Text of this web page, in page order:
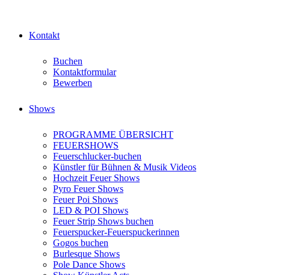
Kontakt
Buchen
Kontaktformular
Bewerben
Shows
PROGRAMME ÜBERSICHT
FEUERSHOWS
Feuerschlucker-buchen
Künstler für Bühnen & Musik Videos
Hochzeit Feuer Shows
Pyro Feuer Shows
Feuer Poi Shows
LED & POI Shows
Feuer Strip Shows buchen
Feuerspucker-Feuerspuckerinnen
Gogos buchen
Burlesque Shows
Pole Dance Shows